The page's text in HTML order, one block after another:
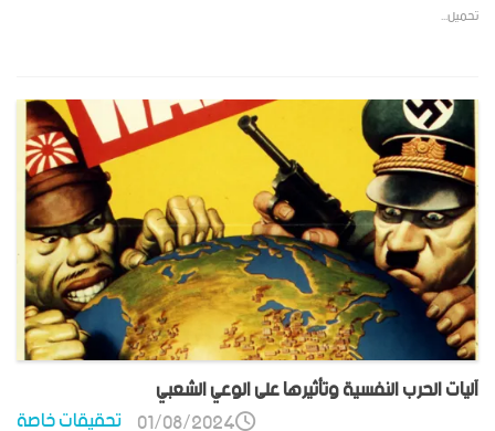
تحميل...
آليات الحرب النفسية وتأثيرها على الوعي الشعبي
تحقيقات خاصة